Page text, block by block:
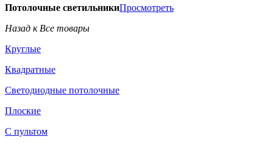
Потолочные светильникиПросмотреть
Назад к Все товары
Круглые
Квадратные
Светодиодные потолочные
Плоские
С пультом